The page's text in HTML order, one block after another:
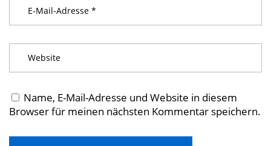
Name, E-Mail-Adresse und Website in diesem
Browser für meinen nächsten Kommentar speichern.